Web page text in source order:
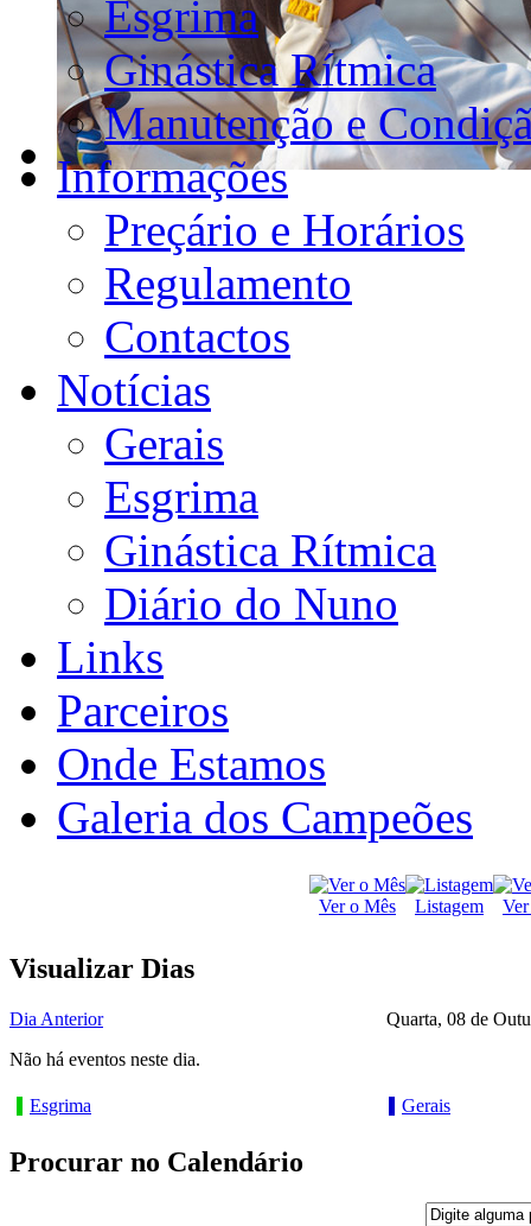
Esgrima
Ginástica Rítmica
Manutenção e
Informações
Preçário e Horários
Regulamento
Contactos
Notícias
Gerais
Esgrima
Ginástica Rítmica
Diário do Nuno
Links
Parceiros
Onde Estamos
Galeria dos Campeões
Ver o Mês Listagem
Visualizar Dias
Dia Anterior
Quarta, 08 de
Não há eventos neste dia.
Esgrima Gerais
Procurar no Calendário